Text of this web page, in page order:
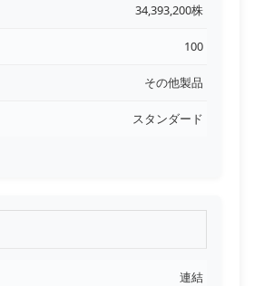
34,393,200株
100
その他製品
スタンダード
連結